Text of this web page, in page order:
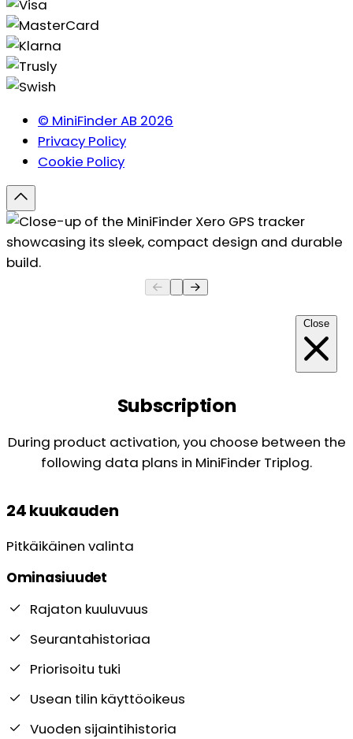
© MiniFinder AB 2026
Privacy Policy
Cookie Policy
Close
Subscription
During product activation, you choose between the
following data plans in MiniFinder Triplog.
24 kuukauden
Pitkäikäinen valinta
Ominasiuudet
Rajaton kuuluvuus
Seurantahistoriaa
Priorisoitu tuki
Usean tilin käyttöoikeus
Vuoden sijaintihistoria